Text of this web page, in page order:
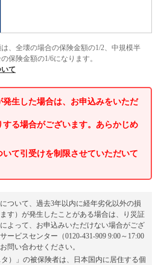
、全壊の場合の保険金額の1/2、中規模半
保険金額の1/6になります。
て
生した場合は、お申込みをいただ
る場合がございます。あらかじめ
て引受けを制限させていただいて
ついて、過去3年以内に経年劣化以外の損
す）が発生したことがある場合は、り災証
よって、お申込みいただけない場合がござ
ービスセンター（0120-431-909 9:00～17:00
問い合わせください。
タ）」の被保険者は、日本国内に居住する個